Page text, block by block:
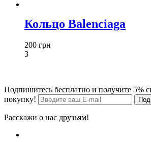
Кольцо Balenciaga
200 грн
3
Подпишитесь бесплатно и получите 5%
покупку!
Расскажи о нас друзьям!